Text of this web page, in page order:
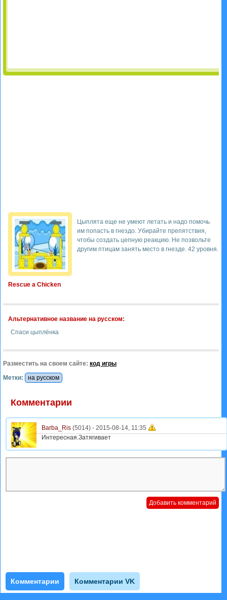
Rescue a Chicken
Цыплята еще не умеют летать и надо помочь
им попасть в гнездо. Убирайте препятствия,
чтобы создать цепную реакцию. Не позвольте
другим птицам занять место в гнезде. 42 уровня.
Альтернативное название на русском:
Спаси цыплёнка
Разместить на своем сайте: код игры
Метки:
на русском
Комментарии
Barba_Ris (5014) - 2015-08-14, 11:35
Интересная.Затягивает
Комментарии Комментарии VK